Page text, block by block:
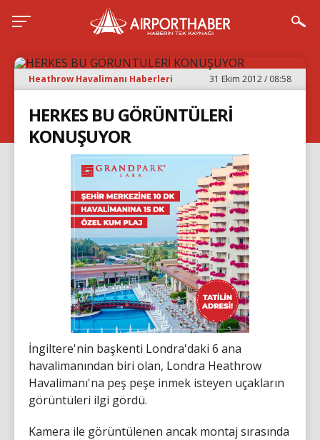
Heathrow Havalimanı Haberleri 31 Ekim 2012 / 08:58
HERKES BU GÖRÜNTÜLERİ
KONUŞUYOR
İngiltere'nin başkenti Londra'daki 6 ana
havalimanından biri olan, Londra Heathrow
Havalimanı'na peş peşe inmek isteyen uçakların
görüntüleri ilgi gördü.
Kamera ile görüntülenen ancak montaj sırasında